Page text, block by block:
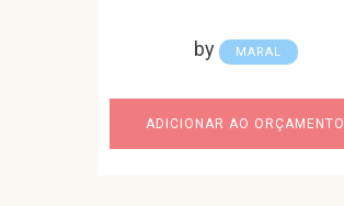
by MARAL
ADICIONAR AO ORÇAMENTO